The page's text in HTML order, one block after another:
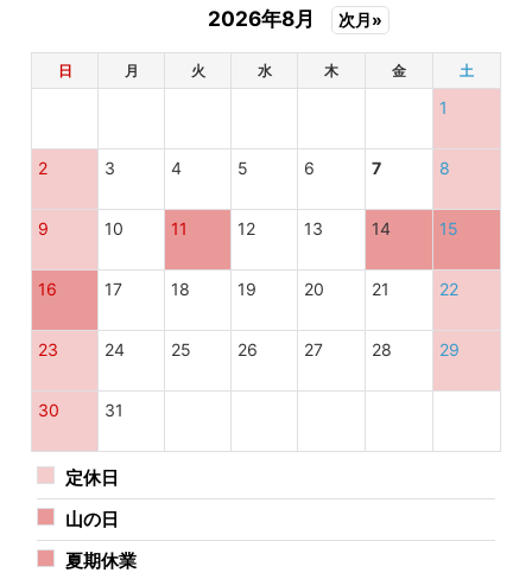
2026年8月 次月»
日 月 火 水 木 金 土
1
2 3 4 5 6 7 8
9 10 11 12 13 14 15
16 17 18 19 20 21 22
23 24 25 26 27 28 29
30 31
定休日
山の日
夏期休業